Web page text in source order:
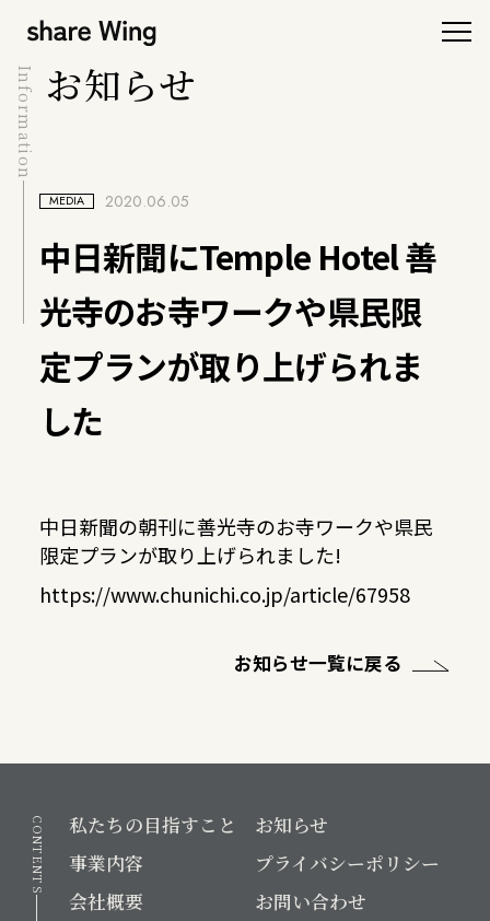
Information お知らせ
MEDIA 2020.06.05
中日新聞にTemple Hotel 善
光寺のお寺ワークや県民限
定プランが取り上げられま
した
中日新聞の朝刊に善光寺のお寺ワークや県民
限定プランが取り上げられました!
https://www.chunichi.co.jp/article/67958
お知らせ一覧に戻る
CONTENTS
私たちの目指すこと
事業内容
会社概要
お知らせ
プライバシーポリシー
お問い合わせ